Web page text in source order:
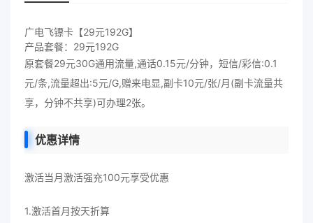
广电飞镖卡【29元192G】
产品套餐：29元192G
原套餐29元30G通用流量,通话0.15元/分钟，短信/彩信:0.1
元/条,流量超出:5元/G,赠来电显,副卡10元/张/月(副卡流量共
享，分钟不共享)可办理2张。
优惠详情
激活当月激活强充100元享受优惠
1.激活首月按天折算